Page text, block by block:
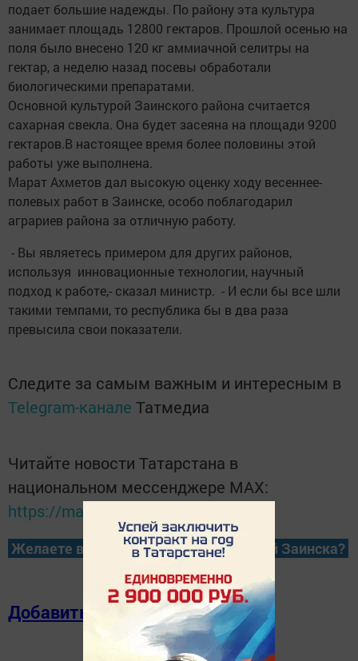
подает большие надежды. По району эта культура
занимает площадь 12800 гектаров. Прошлой осенью на
поля было внесено 120 кг аммиачной селитры на
гектар, а неделю назад посевы обработали
биологическими препаратами.
Основной культурой Заинского района считается
сахарная свекла. Она будет засеяна на площади 9200
гектаров.В настоящее время более половины этой
работы уже выполнена.
Марат Ахметов дал высокую оценку ходу весеннее-
полевых работ в Заинске, особо поблагодарил
аграриев района за отличную работу.
- Вы являетесь примером для других районов,
используя инновационные технологии, научный
подход к работе,- сказал министр. - И если бы все шли
такими темпами, то республика бы в два раза
превысила свои показатели.
Следите за самым важным и интересным в
Telegram-канале Татмедиа
Читайте новости Татарстана в
национальном мессенджере MАХ:
https://max.ru/tatmedia
Желаете всегда быть в курсе новостей Заинска?
Добавить в избранное